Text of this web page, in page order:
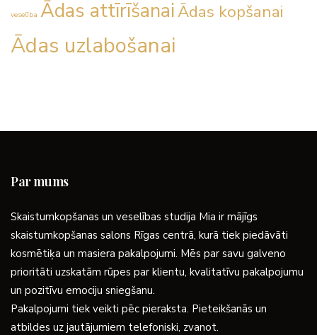
veselība Ādas attīrīšanaiĀdas kopšanai
Ādas uzlabošanai
Par mums
Skaistumkopšanas un veselības studija Mia ir mājīgs
skaistumkopšanas salons Rīgas centrā, kurā tiek piedāvāti
kosmētiķa un masiera pakalpojumi. Mēs par savu galveno
prioritāti uzskatām rūpes par klientu, kvalitatīvu pakalpojumu
un pozitīvu emociju sniegšanu.
Pakalpojumi tiek veikti pēc pieraksta. Pieteikšanās un
atbildes uz jautājumiem telefoniski, zvanot.